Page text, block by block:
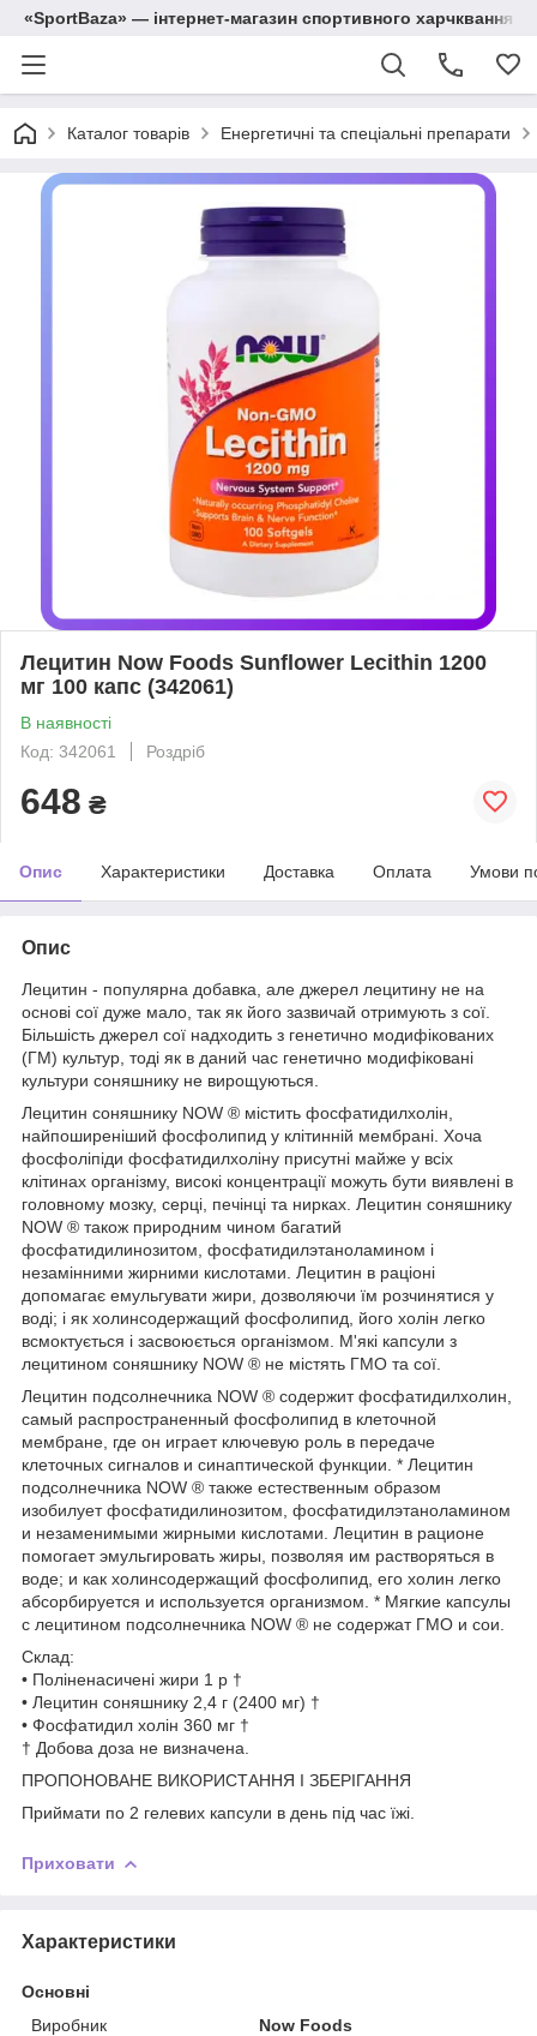
«SportBaza» — інтернет-магазин спортивного харчквання
Каталог товарів Енергетичні та спеціальні препарати
Лецитин Now Foods Sunflower Lecithin 1200
мг 100 капс (342061)
В наявності
Код: 342061
Роздріб
648 ₴
Опис Характеристики Доставка Оплата Умови
Опис
Лецитин - популярна добавка, але джерел лецитину не на
основі сої дуже мало, так як його зазвичай отримують з сої.
Більшість джерел сої надходить з генетично модифікованих
(ГМ) культур, тоді як в даний час генетично модифіковані
культури соняшнику не вирощуються.
Лецитин соняшнику NOW ® містить фосфатидилхолін,
найпоширеніший фосфолипид у клітинній мембрані. Хоча
фосфоліпіди фосфатидилхоліну присутні майже у всіх
клітинах організму, високі концентрації можуть бути виявлені в
головному мозку, серці, печінці та нирках. Лецитин соняшнику
NOW ® також природним чином багатий
фосфатидилинозитом, фосфатидилэтаноламином і
незамінними жирними кислотами. Лецитин в раціоні
допомагає емульгувати жири, дозволяючи їм розчинятися у
воді; і як холинсодержащий фосфолипид, його холін легко
всмоктується і засвоюється організмом. М'які капсули з
лецитином соняшнику NOW ® не містять ГМО та сої.
Лецитин подсолнечника NOW ® содержит фосфатидилхолин,
самый распространенный фосфолипид в клеточной
мембране, где он играет ключевую роль в передаче
клеточных сигналов и синаптической функции. * Лецитин
подсолнечника NOW ® также естественным образом
изобилует фосфатидилинозитом, фосфатидилэтаноламином
и незаменимыми жирными кислотами. Лецитин в рационе
помогает эмульгировать жиры, позволяя им растворяться в
воде; и как холинсодержащий фосфолипид, его холин легко
абсорбируется и используется организмом. * Мягкие капсулы
с лецитином подсолнечника NOW ® не содержат ГМО и сои.
Склад:
• Поліненасичені жири 1 р †
• Лецитин соняшнику 2,4 г (2400 мг) †
• Фосфатидил холін 360 мг †
† Добова доза не визначена.
ПРОПОНОВАНЕ ВИКОРИСТАННЯ І ЗБЕРІГАННЯ
Приймати по 2 гелевих капсули в день під час їжі.
Приховати
Характеристики
Основні
Виробник
Now Foods